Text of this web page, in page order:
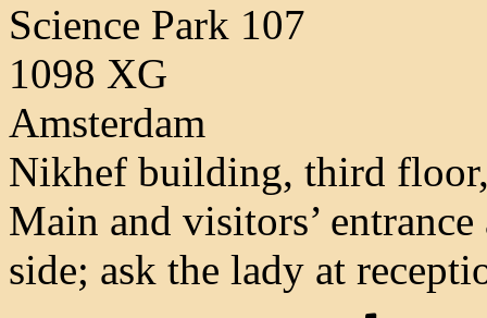
Science Park 107
1098 XG
Amsterdam
Nikhef building, third
Main and visitors’
side; ask the lady at